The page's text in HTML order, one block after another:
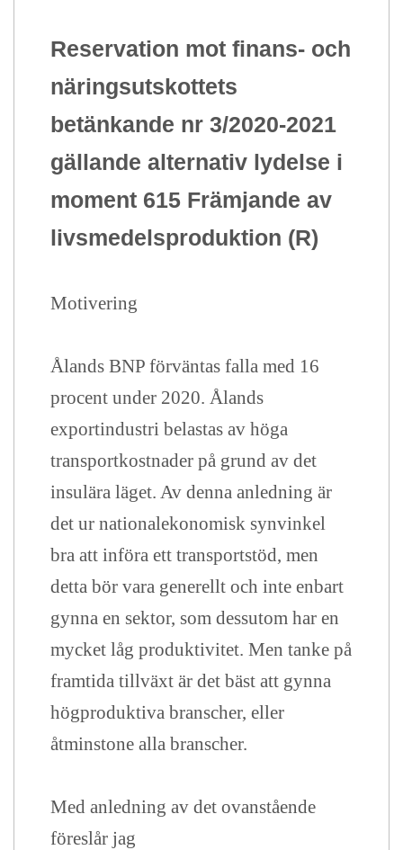
Reservation mot finans- och
näringsutskottets
betänkande nr 3/2020-2021
gällande alternativ lydelse i
moment 615 Främjande av
livsmedelsproduktion (R)
Motivering
Ålands BNP förväntas falla med 16
procent under 2020. Ålands
exportindustri belastas av höga
transportkostnader på grund av det
insulära läget. Av denna anledning är
det ur nationalekonomisk synvinkel
bra att införa ett transportstöd, men
detta bör vara generellt och inte enbart
gynna en sektor, som dessutom har en
mycket låg produktivitet. Men tanke på
framtida tillväxt är det bäst att gynna
högproduktiva branscher, eller
åtminstone alla branscher.
Med anledning av det ovanstående
föreslår jag